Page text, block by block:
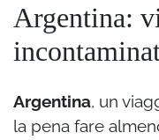
Argentina:
Argentina, un
la pena fare